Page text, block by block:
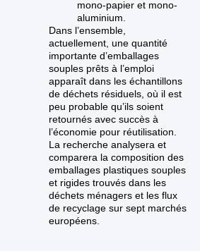
mono-papier et mono-
aluminium.
Dans l’ensemble,
actuellement, une quantité
importante d’emballages
souples prêts à l’emploi
apparaît dans les échantillons
de déchets résiduels, où il est
peu probable qu’ils soient
retournés avec succès à
l’économie pour réutilisation.
La recherche analysera et
comparera la composition des
emballages plastiques souples
et rigides trouvés dans les
déchets ménagers et les flux
de recyclage sur sept marchés
européens.